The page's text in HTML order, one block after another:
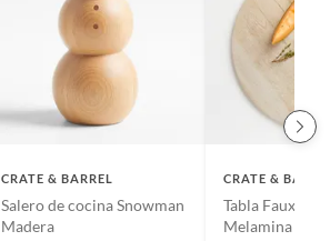
CRATE & BARREL
Salero de cocina Snowman
Madera
CRATE &
Tabla Faux
Melamina 43 x